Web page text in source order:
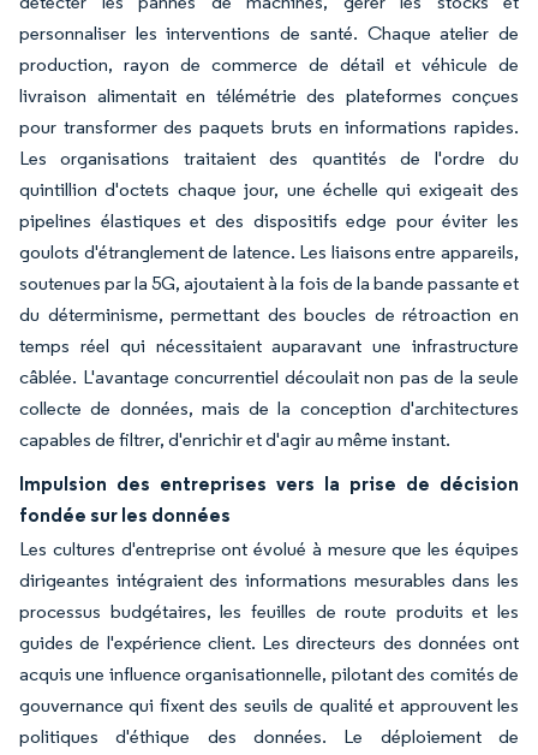
personnaliser les interventions de santé. Chaque atelier de
production, rayon de commerce de détail et véhicule de
livraison alimentait en télémétrie des plateformes conçues
pour transformer des paquets bruts en informations rapides.
Les organisations traitaient des quantités de l'ordre du
quintillion d'octets chaque jour, une échelle qui exigeait des
pipelines élastiques et des dispositifs edge pour éviter les
goulots d'étranglement de latence. Les liaisons entre appareils,
soutenues par la 5G, ajoutaient à la fois de la bande passante et
du déterminisme, permettant des boucles de rétroaction en
temps réel qui nécessitaient auparavant une infrastructure
câblée. L'avantage concurrentiel découlait non pas de la seule
collecte de données, mais de la conception d'architectures
capables de filtrer, d'enrichir et d'agir au même instant.
Impulsion des entreprises vers la prise de décision
fondée sur les données
Les cultures d'entreprise ont évolué à mesure que les équipes
dirigeantes intégraient des informations mesurables dans les
processus budgétaires, les feuilles de route produits et les
guides de l'expérience client. Les directeurs des données ont
acquis une influence organisationnelle, pilotant des comités de
gouvernance qui fixent des seuils de qualité et approuvent les
politiques d'éthique des données. Le déploiement de